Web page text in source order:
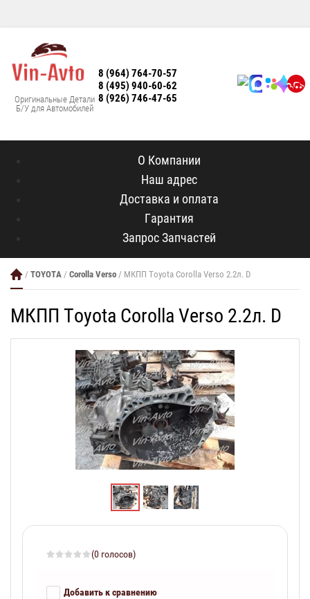
Оригинальные Детали
Б/У для Автомобилей
8 (964) 764-70-57
8 (495) 940-60-62
8 (926) 746-47-65
О Компании
Наш адрес
Доставка и оплата
Гарантия
Запрос Запчастей
/ TOYOTA / Corolla Verso / МКПП Toyota Corolla Verso 2.2л. D
МКПП Toyota Corolla Verso 2.2л. D
(0 голосов)
Добавить к сравнению